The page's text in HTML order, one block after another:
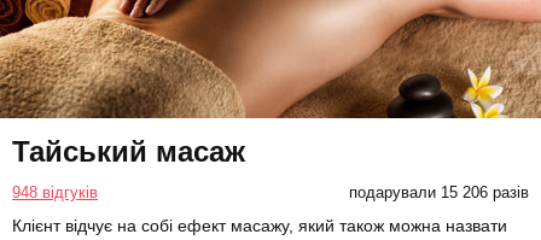
Тайський масаж
948 відгуків подарували 15 206 разів
Клієнт відчує на собі ефект масажу, який також можна назвати